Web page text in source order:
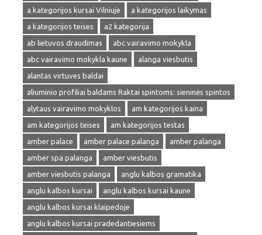
a kategorijos kursai Vilniuje
a kategorijos laikymas
a kategorijos teises
a2 kategorija
ab lietuvos draudimas
abc vairavimo mokykla
abc vairavimo mokykla kaune
alanga viesbutis
alantas virtuves baldai
aliuminio profiliai baldams Raktai spintoms: sieninės spintos
alytaus vairavimo mokyklos
am kategorijos kaina
am kategorijos teises
am kategorijos testas
amber palace
amber palace palanga
amber palanga
amber spa palanga
amber viesbutis
amber viesbutis palanga
anglu kalbos gramatika
anglu kalbos kursai
anglu kalbos kursai kaune
anglu kalbos kursai klaipedoje
anglu kalbos kursai pradedantiesiems